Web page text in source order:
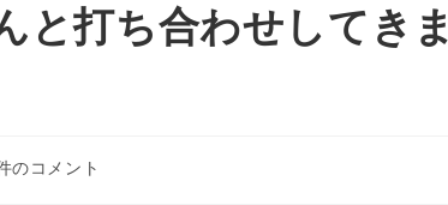
と打ち合わせしてきま
のコメント